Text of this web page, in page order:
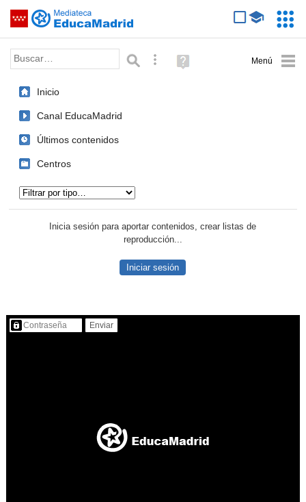
Saltar navegación
Palabra o frase: Búsqueda avanzada
Ayuda
(en
Inicio
Canal EducaMadrid
Últimos contenidos
Centros
Inicia sesión para aportar contenidos, crear listas de
reproducción...
Iniciar sesión
Contenido protegido…